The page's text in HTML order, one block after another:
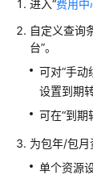
项
续
费
述
进入“费用
自定义查询
台”。
可对“手动
设置到期
可在“到期
为包年/包月
单个资源